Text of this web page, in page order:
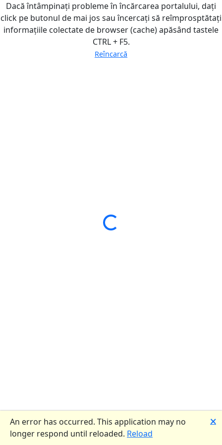
Loading...
Dacă întâmpinați probleme în încărcarea portalului, dați
click pe butonul de mai jos sau încercați să reîmprosptătați
informațiile colectate de browser (cache) apăsând tastele
CTRL + F5.
Reîncarcă
An error has occurred. This application may no
longer respond until reloaded. Reload
🗙